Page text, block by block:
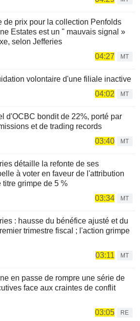
de prix pour la collection Penfolds
Estates est un " mauvais signal »
selon Jefferies
04:27
MT
volontaire d'une filiale inactive
04:02
MT
d'OCBC bondit de 22%, porté par
et de trading records
03:40
MT
détaille la refonte de ses
à voter en faveur de l'attribution
grimpe de 5 %
03:34
MT
: hausse du bénéfice ajusté et du
trimestre fiscal ; l'action grimpe
03:11
MT
en passe de rompre une série de
face aux craintes de conflit
03:05
RE